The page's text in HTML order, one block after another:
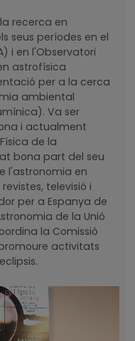
recerca en
seus períodes en el
i en l'Observatori
astrofísica
per a la cerca
ambiental
Va ser
i actualment
de la
bona part del seu
l'astronomia en
televisió i
per a Espanya de
de la Unió
la Comissió
activitats